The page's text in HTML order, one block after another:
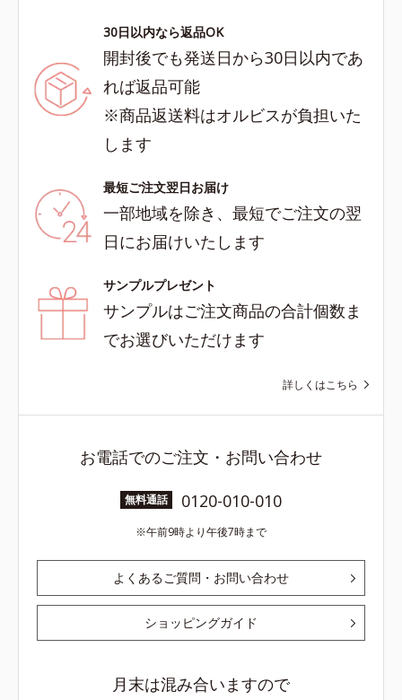
30日以内なら返品OK
開封後でも発送日から30日以内であ
れば返品可能
※商品返送料はオルビスが負担いた
します
最短ご注文翌日お届け
一部地域を除き、最短でご注文の翌
日にお届けいたします
サンプルプレゼント
サンプルはご注文商品の合計個数ま
でお選びいただけます
詳しくはこちら
お電話でのご注文・お問い合わせ
無料通話 0120-010-010
午前9時より午後7時まで
よくあるご質問・お問い合わせ
ショッピングガイド
月末は混み合いますので